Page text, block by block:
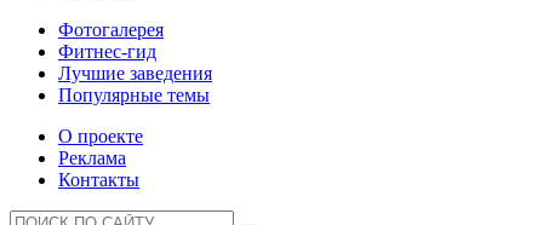
Фотогалерея
Фитнес-гид
Лучшие заведения
Популярные темы
О проекте
Реклама
Контакты